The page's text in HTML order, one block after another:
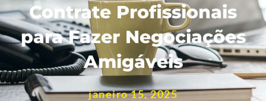
Contrate Profissionais
para Fazer Negociações
Amigáveis
janeiro 15, 2025